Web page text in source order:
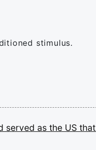
stimulus.
served as the US that